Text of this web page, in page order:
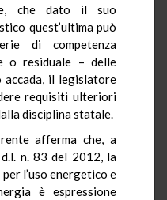
che dato il suo
quest’ultima può
di competenza
o residuale – delle
accada, il legislatore
requisiti ulteriori
disciplina statale.
afferma che, a
n. 83 del 2012, la
l’uso energetico e
è espressione